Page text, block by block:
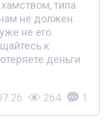
типа
не должен.
не его
к
деньги
264 1